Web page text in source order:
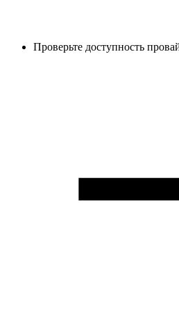
Проверьте доступность